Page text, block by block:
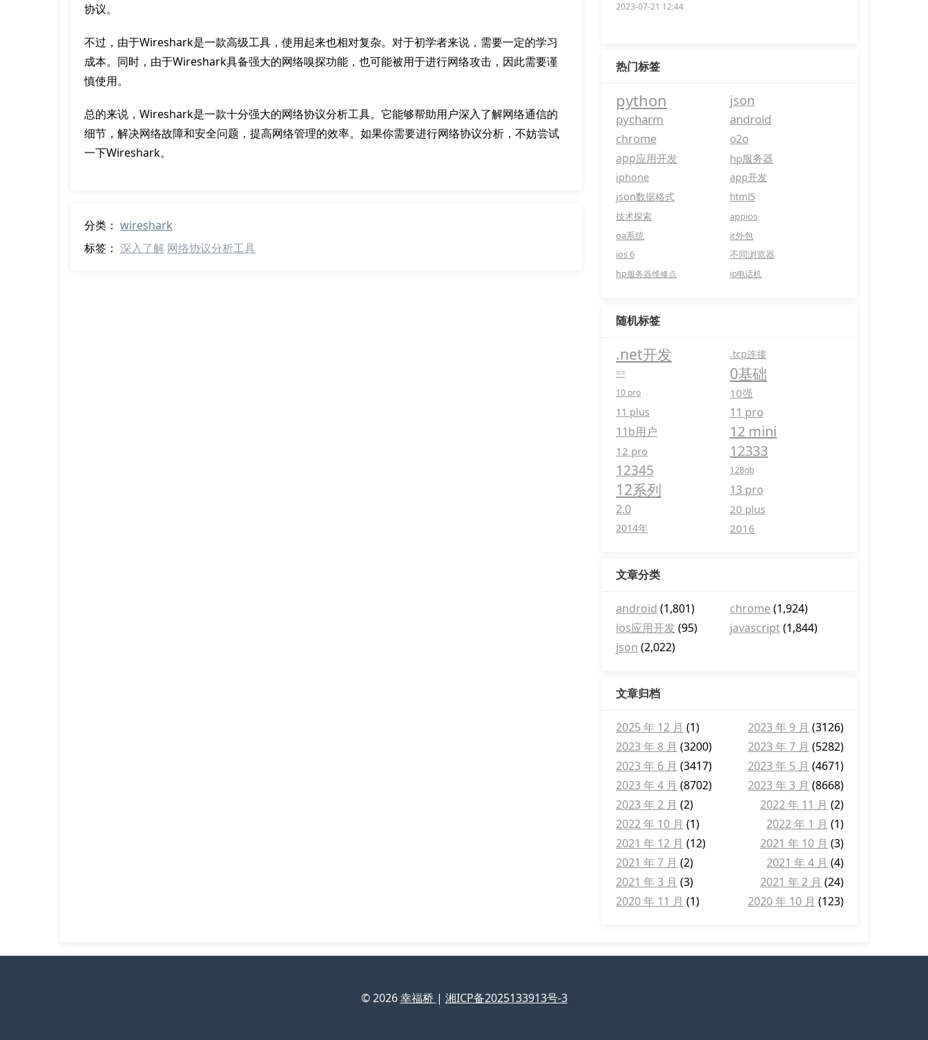
协议。
不过，由于Wireshark是一款高级工具，使用起来也相对复杂。对于初学者来说，需要一定的学习
成本。同时，由于Wireshark具备强大的网络嗅探功能，也可能被用于进行网络攻击，因此需要谨
慎使用。
总的来说，Wireshark是一款十分强大的网络协议分析工具。它能够帮助用户深入了解网络通信的
细节，解决网络故障和安全问题，提高网络管理的效率。如果你需要进行网络协议分析，不妨尝试
一下Wireshark。
分类： wireshark
标签： 深入了解 网络协议分析工具
2023-07-21 12:44
热门标签
python json
pycharm android
chrome
o2o
app应用开发
hp服务器
iphone
app开发
json数据格式
html5
技术探索
appios
oa系统
it外包
ios 6
不同浏览器
hp服务器维修点
ip电话机
随机标签
.net开发 .tcp连接
== 0基础
10 pro 10强
11 plus
11 pro
11b用户
12 mini
12 pro 12333
12345 128gb
12系列
13 pro
2.0
20 plus
2014年 2016
文章分类
android (1,801) chrome (1,924)
ios应用开发 (95) javascript(1,844)
json (2,022)
文章归档
2025 年 12 月 (1) 2023 年 9 月 (3126)
2023 年 8 月 (3200) 2023 年 7 月 (5282)
2023 年 6 月 (3417) 2023 年 5 月 (4671)
2023 年 4 月 (8702) 2023 年 3 月 (8668)
2023 年 2 月 (2) 2022 年 11 月 (2)
2022 年 10 月 (1) 2022 年 1 月 (1)
2021 年 12 月 (12) 2021 年 10 月 (3)
2021 年 7 月 (2) 2021 年 4 月 (4)
2021 年 3 月 (3) 2021 年 2 月 (24)
2020 年 11 月 (1) 2020 年 10 月 (123)
© 2026幸福桥 | 湘ICP备2025133913号-3